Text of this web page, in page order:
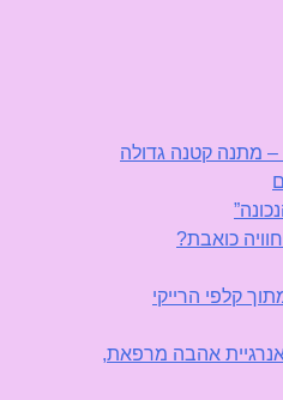
כואבת?
קלפי הרייקי
אהבה מרפאת,